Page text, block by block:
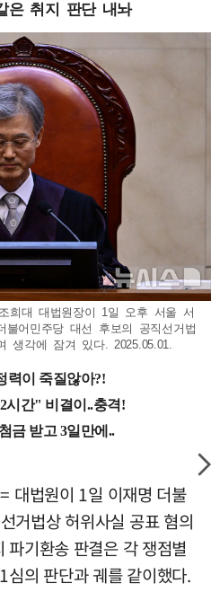
은 취지 판단 내놔
희대 대법원장이 1일 오후 서울 서
어민주당 대선 후보의 공직선거법
생각에 잠겨 있다. 2025.05.01.
대법원이 1일 이재명 더불
거법상 허위사실 공표 혐의
파기환송 판결은 각 쟁점별
의 판단과 궤를 같이했다.